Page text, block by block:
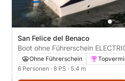
San Felice del Benaco
Boot ohne Führerschein ELECTRIC BOAT all 18
open 8PS
Ohne Führerschein
6 Personen · 8 PS · 5.4 m